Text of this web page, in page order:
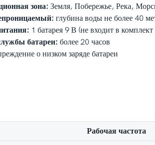
зона: Земля, Побережье, Река,
глубина воды не более 40
1 батарея 9 В (не входит в комплект
батареи: более 20 часов
о низком заряде батареи
Рабочая частота